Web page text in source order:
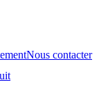
Nous contacter